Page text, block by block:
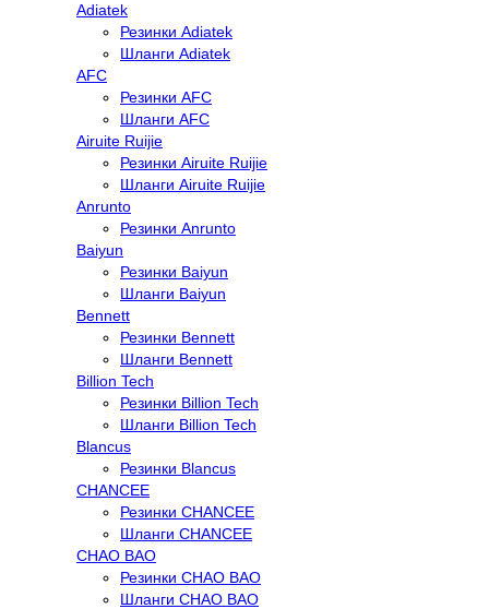
Adiatek
Резинки Adiatek
Шланги Adiatek
AFC
Резинки AFC
Шланги AFC
Airuite Ruijie
Резинки Airuite Ruijie
Шланги Airuite Ruijie
Anrunto
Резинки Anrunto
Baiyun
Резинки Baiyun
Шланги Baiyun
Bennett
Резинки Bennett
Шланги Bennett
Billion Tech
Резинки Billion Tech
Шланги Billion Tech
Blancus
Резинки Blancus
CHANCEE
Резинки CHANCEE
Шланги CHANCEE
CHAO BAO
Резинки CHAO BAO
Шланги CHAO BAO